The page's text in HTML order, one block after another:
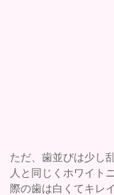
ただ、歯並びは少し
人と同じくホワイト
際の歯は白くてキレ